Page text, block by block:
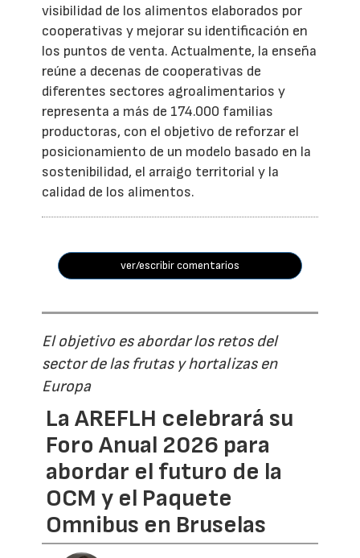
visibilidad de los alimentos elaborados por
cooperativas y mejorar su identificación en
los puntos de venta. Actualmente, la enseña
reúne a decenas de cooperativas de
diferentes sectores agroalimentarios y
representa a más de 174.000 familias
productoras, con el objetivo de reforzar el
posicionamiento de un modelo basado en la
sostenibilidad, el arraigo territorial y la
calidad de los alimentos.
ver/escribir comentarios
El objetivo es abordar los retos del
sector de las frutas y hortalizas en
Europa
La AREFLH celebrará su
Foro Anual 2026 para
abordar el futuro de la
OCM y el Paquete
Omnibus en Bruselas